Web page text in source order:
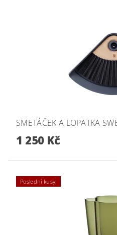
SMETÁČEK A LOPATKA
1 250 Kč
Poslední kusy!